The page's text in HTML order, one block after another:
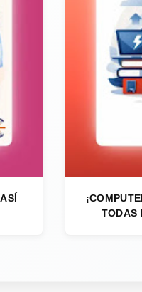
TODAS